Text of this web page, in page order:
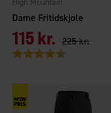
Dame Fritidskjole
115 kr. 225 kr.
Vurdering: